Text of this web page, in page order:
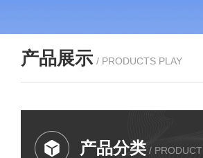
产品展示 / PRODUCTS PLAY
产品分类 / PRODUCT